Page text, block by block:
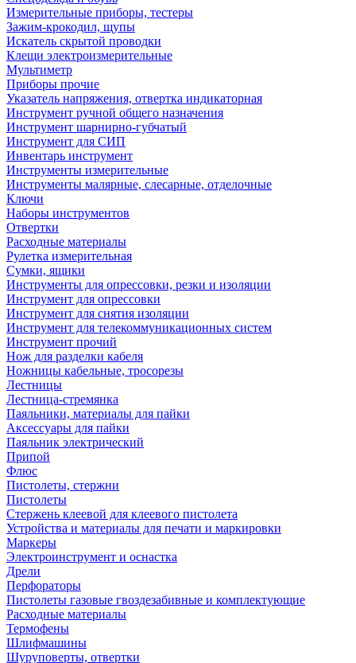
Измерительные приборы, тестеры
Зажим-крокодил, щупы
Искатель скрытой проводки
Клещи электроизмерительные
Мультиметр
Приборы прочие
Указатель напряжения, отвертка индикаторная
Инструмент ручной общего назначения
Инструмент шарнирно-губчатый
Инструмент для СИП
Инвентарь инструмент
Инструменты измерительные
Инструменты малярные, слесарные, отделочные
Ключи
Наборы инструментов
Отвертки
Расходные материалы
Рулетка измерительная
Сумки, ящики
Инструменты для опрессовки, резки и изоляции
Инструмент для опрессовки
Инструмент для снятия изоляции
Инструмент для телекоммуникационных систем
Инструмент прочий
Нож для разделки кабеля
Ножницы кабельные, тросорезы
Лестницы
Лестница-стремянка
Паяльники, материалы для пайки
Аксессуары для пайки
Паяльник электрический
Припой
Флюс
Пистолеты, стержни
Пистолеты
Стержень клеевой для клеевого пистолета
Устройства и материалы для печати и маркировки
Маркеры
Электроинструмент и оснастка
Дрели
Перфораторы
Пистолеты газовые гвоздезабивные и комплектующие
Расходные материалы
Термофены
Шлифмашины
Шуруповерты, отвертки